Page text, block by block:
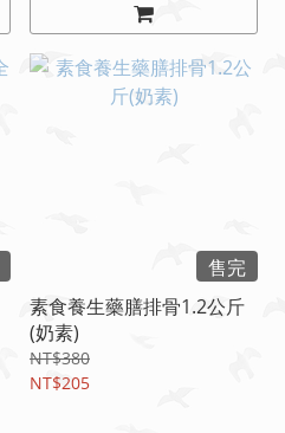
售完
素食養生藥膳排骨1.2公斤
(奶素)
NT$380
NT$205